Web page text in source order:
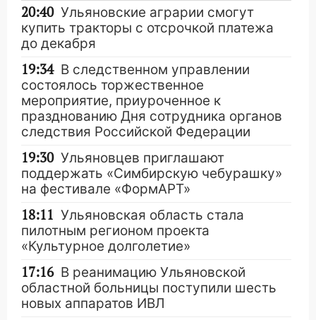
20:40 Ульяновские аграрии смогут
купить тракторы с отсрочкой платежа
до декабря
19:34 В следственном управлении
состоялось торжественное
мероприятие, приуроченное к
празднованию Дня сотрудника органов
следствия Российской Федерации
19:30 Ульяновцев приглашают
поддержать «Симбирскую чебурашку»
на фестивале «ФормАРТ»
18:11 Ульяновская область стала
пилотным регионом проекта
«Культурное долголетие»
17:16 В реанимацию Ульяновской
областной больницы поступили шесть
новых аппаратов ИВЛ